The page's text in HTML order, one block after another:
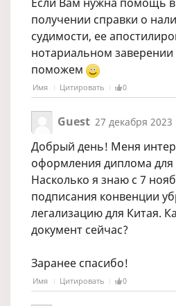
получении справки о
судимости, ее
нотариальном
поможем
Имя Цитировать 0
Guest 27 декабря 2023
Добрый день! Меня
оформления диплома для
Насколько я знаю с 7
подписания конвенции
легализацию для Китая.
документ сейчас?
Заранее спасибо!
Имя Цитировать 0